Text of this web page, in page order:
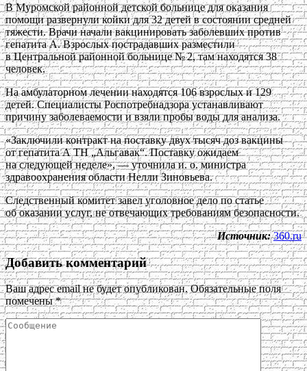
В Муромской районной детской больнице для оказания
помощи развернули койки для 32 детей в состоянии средней
тяжести. Врачи начали вакцинировать заболевших против
гепатита А. Взрослых пострадавших разместили
в Центральной районной больнице № 2, там находятся 38
человек.
На амбулаторном лечении находятся 106 взрослых и 129
детей. Специалисты Роспотребнадзора устанавливают
причину заболеваемости и взяли пробы воды для анализа.
«Заключили контракт на поставку двух тысяч доз вакцины
от гепатита А ТН „Альгавак“. Поставку ожидаем
на следующей неделе», — уточнила и. о. министра
здравоохранения области Нелли Зиновьева.
Следственный комитет завел уголовное дело по статье
об оказании услуг, не отвечающих требованиям безопасности.
Источник: 360.ru
Добавить комментарий
Ваш адрес email не будет опубликован. Обязательные поля
помечены*